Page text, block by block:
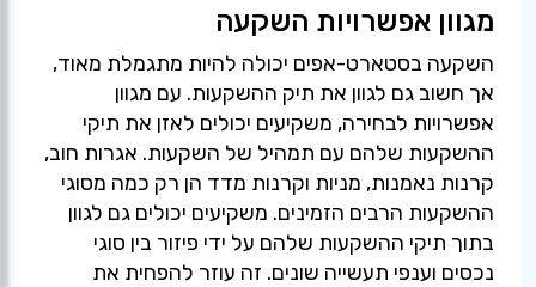
מגוון אפשרויות השקעה
השקעה בסטארט-אפים יכולה להיות מתגמלת מאוד,
אך חשוב גם לגוון את תיק ההשקעות. עם מגוון
אפשרויות לבחירה, משקיעים יכולים לאזן את תיקי
ההשקעות שלהם עם תמהיל של השקעות. אגרות חוב,
קרנות נאמנות, מניות וקרנות מדד הן רק כמה מסוגי
ההשקעות הרבים הזמינים. משקיעים יכולים גם לגוון
בתוך תיקי ההשקעות שלהם על ידי פיזור בין סוגי
נכסים וענפי תעשייה שונים. זה עוזר להפחית את